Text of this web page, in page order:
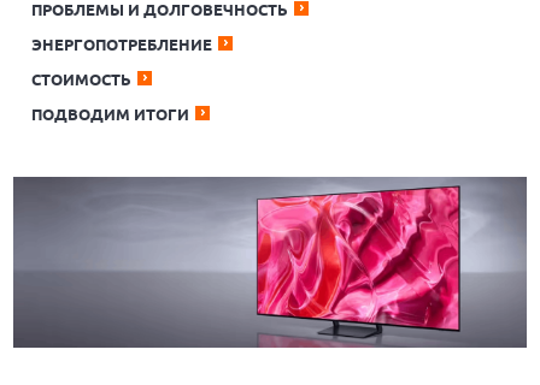
ПРОБЛЕМЫ И ДОЛГОВЕЧНОСТЬ
ЭНЕРГОПОТРЕБЛЕНИЕ
СТОИМОСТЬ
ПОДВОДИМ ИТОГИ